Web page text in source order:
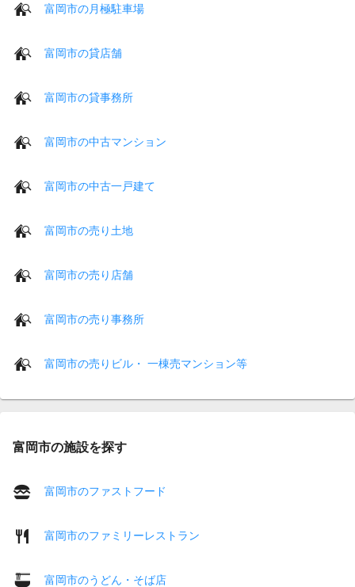
富岡市の月極駐車場
富岡市の貸店舗
富岡市の貸事務所
富岡市の中古マンション
富岡市の中古一戸建て
富岡市の売り土地
富岡市の売り店舗
富岡市の売り事務所
富岡市の売りビル・ 一棟売マンション等
富岡市の施設を探す
富岡市のファストフード
富岡市のファミリーレストラン
富岡市のうどん・そば店